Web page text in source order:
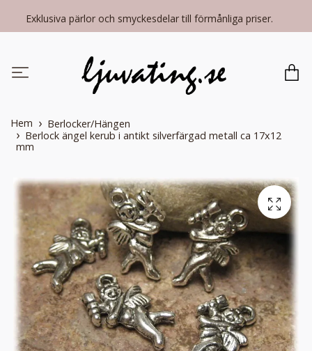
Exklusiva pärlor och smyckesdelar till förmånliga priser.
Hem
Berlocker/Hängen
Berlock ängel kerub i antikt silverfärgad metall ca 17x12
mm